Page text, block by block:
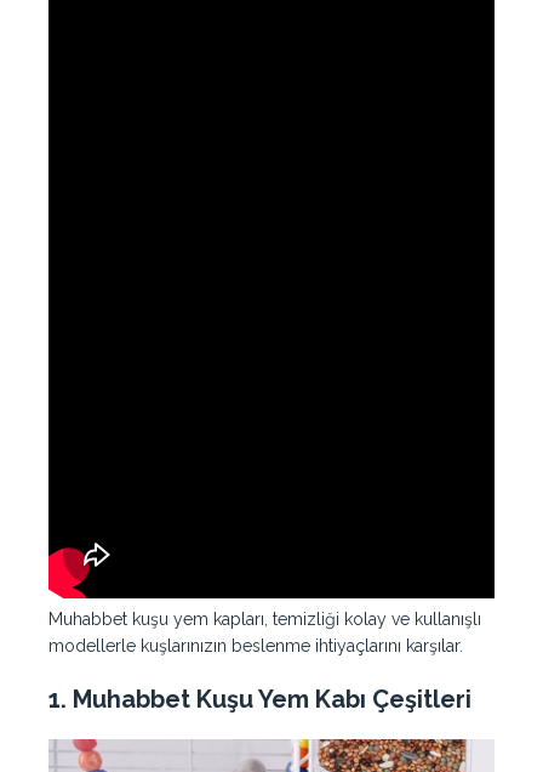
Muhabbet kuşu yem kapları, temizliği kolay ve kullanışlı
modellerle kuşlarınızın beslenme ihtiyaçlarını karşılar.
1. Muhabbet Kuşu Yem Kabı Çeşitleri